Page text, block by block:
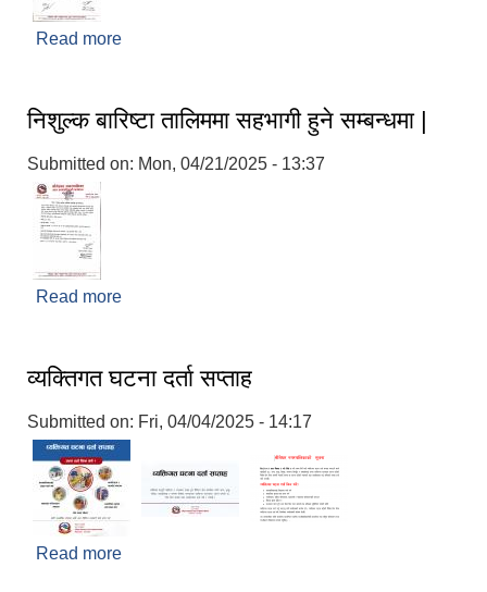
Read more
निशुल्क बारिष्टा तालिममा सहभागी हुने सम्बन्धमा |
Submitted on: Mon, 04/21/2025 - 13:37
Read more
व्यक्तिगत घटना दर्ता सप्ताह
Submitted on: Fri, 04/04/2025 - 14:17
Read more